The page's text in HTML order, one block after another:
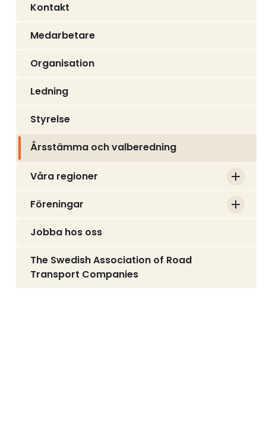
Kontakt
Medarbetare
Organisation
Ledning
Styrelse
Årsstämma och valberedning
Våra regioner
Föreningar
Jobba hos oss
The Swedish Association of Road
Transport Companies